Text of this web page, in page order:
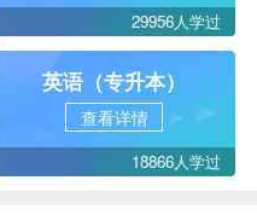
29956人学过
英语（专升本）
查看详情
18866人学过